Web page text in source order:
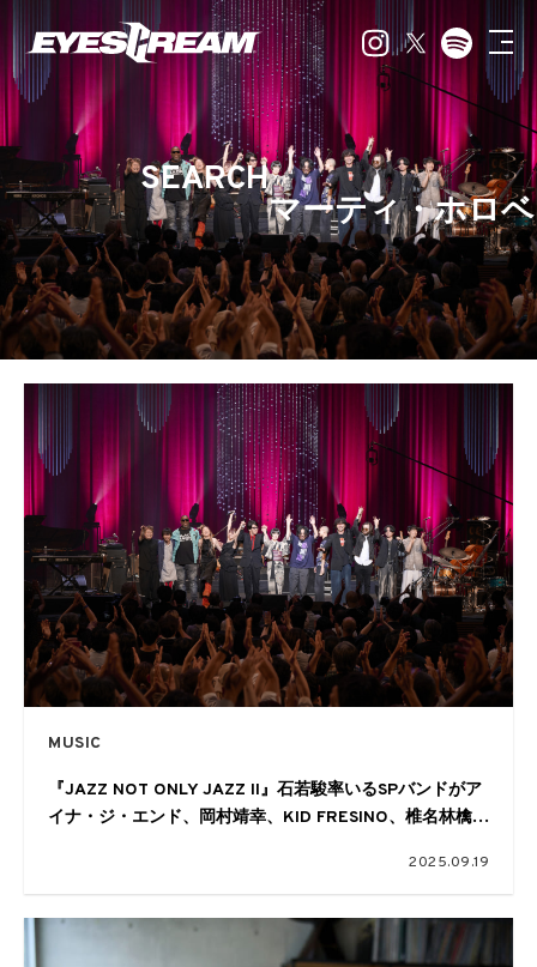
SEARCH
マーティ・ホロ
MUSIC
『JAZZ NOT ONLY JAZZ II』石若駿率いるSPバンドがア
イナ・ジ・エンド、岡村靖幸、KID FRESINO、椎名林檎、
2025.09.19